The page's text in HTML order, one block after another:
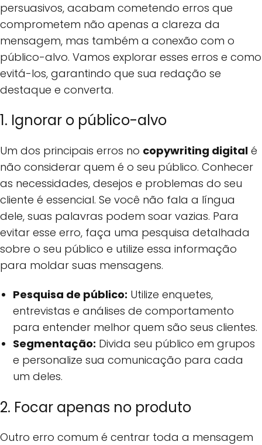
persuasivos, acabam cometendo erros que
comprometem não apenas a clareza da
mensagem, mas também a conexão com o
público-alvo. Vamos explorar esses erros e como
evitá-los, garantindo que sua redação se
destaque e converta.
1. Ignorar o público-alvo
Um dos principais erros no copywriting digital é
não considerar quem é o seu público. Conhecer
as necessidades, desejos e problemas do seu
cliente é essencial. Se você não fala a língua
dele, suas palavras podem soar vazias. Para
evitar esse erro, faça uma pesquisa detalhada
sobre o seu público e utilize essa informação
para moldar suas mensagens.
Pesquisa de público: Utilize enquetes,
entrevistas e análises de comportamento
para entender melhor quem são seus clientes.
Segmentação: Divida seu público em grupos
e personalize sua comunicação para cada
um deles.
2. Focar apenas no produto
Outro erro comum é centrar toda a mensagem